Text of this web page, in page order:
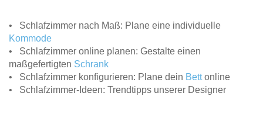
• Schlafzimmer nach Maß: Plane eine individuelle
Kommode
• Schlafzimmer online planen: Gestalte einen
maßgefertigten Schrank
• Schlafzimmer konfigurieren: Plane dein Bettonline
• Schlafzimmer-Ideen: Trendtipps unserer Designer